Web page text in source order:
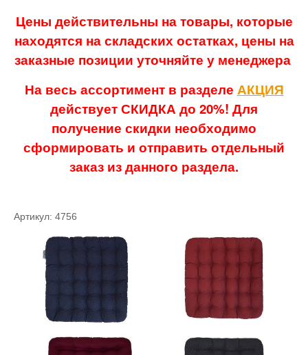
Цены действительны на товары, которые
находятся на складских остатках, цены на
заказные позиции уточняйте у менеджера
На весь ассортимент в разделе АКЦИЯ
действует СКИДКА до 20%! Для
получение скидки необходимо
сформировать и отправить отдельный
заказ из данного раздела.
Артикул: 4756